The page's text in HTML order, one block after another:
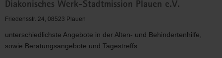
und
Lebensräume
Diakonisches Werk-Stadtmission Plauen e.V.
Friedensstr. 24, 08523 Plauen
unterschiedlichste Angebote in der Alten- und Behindertenhilfe,
sowie Beratungsangebote und Tagestreffs